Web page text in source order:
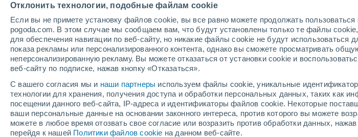
Отклонить технологии, подобные файлам cookie
Если вы не примете установку файлов cookie, вы все равно можете продолжать
pogoda.com. В этом случае мы сообщаем вам, что будут установлены только те файлы
для обеспечения навигации по веб-сайту, но никакие файлы cookie не будут использоваться
показа рекламы или персонализированного контента, однако вы сможете просматривать
неперсонализированную рекламу. Вы можете отказаться от установки cookie и
веб-сайту по подписке, нажав кнопку «Отказаться».
С вашего согласия мы и наши партнеры используем файлы cookie, уникальные
технологии для хранения, получения доступа и обработки персональных данных, таких как
посещении данного веб-сайта, IP-адреса и идентификаторы файлов cookie. Некоторые
ваши персональные данные на основании законного интереса, против которого вы можете
можете в любое время отозвать свое согласие или возразить против обработки данных,
перейдя к нашей Политики файлов cookie на данном веб-сайте.
Guaibano
+22°
Паленке
+33°
+22°
Сообщество
+31°
+25°
Imías
+22°
Санта-
Каталина
+34°
+23°
Мария
+29°
+24°
Баракоа